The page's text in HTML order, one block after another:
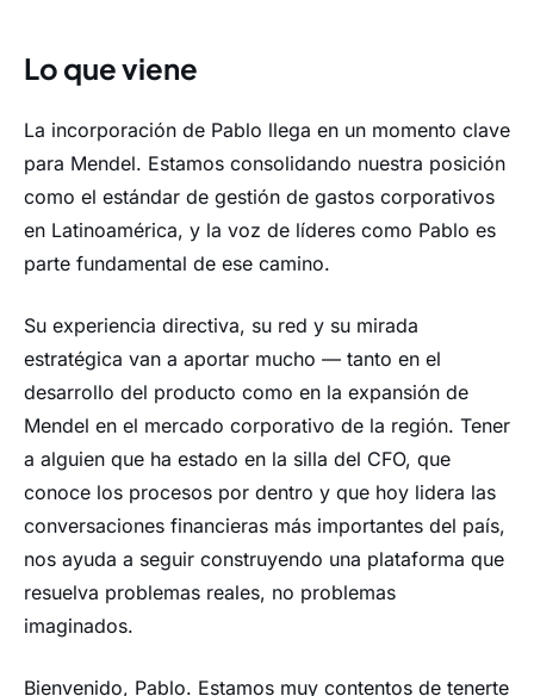
Lo que viene
La incorporación de Pablo llega en un momento clave
para Mendel. Estamos consolidando nuestra posición
como el estándar de gestión de gastos corporativos
en Latinoamérica, y la voz de líderes como Pablo es
parte fundamental de ese camino.
Su experiencia directiva, su red y su mirada
estratégica van a aportar mucho — tanto en el
desarrollo del producto como en la expansión de
Mendel en el mercado corporativo de la región. Tener
a alguien que ha estado en la silla del CFO, que
conoce los procesos por dentro y que hoy lidera las
conversaciones financieras más importantes del país,
nos ayuda a seguir construyendo una plataforma que
resuelva problemas reales, no problemas
imaginados.
Bienvenido, Pablo. Estamos muy contentos de tenerte